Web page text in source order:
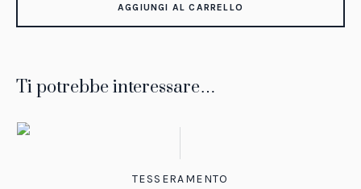
AGGIUNGI AL CARRELLO
Ti potrebbe interessare…
TESSERAMENTO